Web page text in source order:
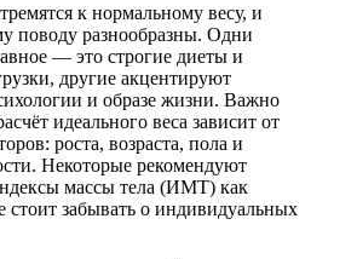
к нормальному весу, и
поводу разнообразны. Одни
— это строгие диеты и
другие акцентируют
и образе жизни. Важно
идеального веса зависит от
роста, возраста, пола и
Некоторые рекомендуют
массы тела (ИМТ) как
стоит забывать о индивидуальных